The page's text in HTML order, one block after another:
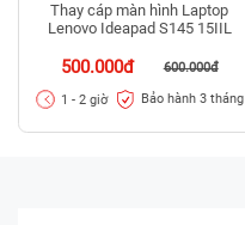
Thay cáp màn hình Laptop
Lenovo Ideapad S145 15IIL
500.000đ 600.000đ
1 - 2 giờ Bảo hành 3 tháng